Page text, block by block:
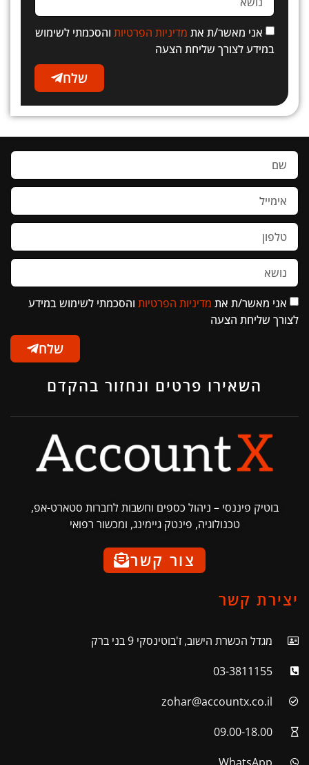
אני מאשר/ת את מדיניות הפרטיות והסכמתי לשימוש
במידע לצורך שליחת הצעה
שלח
אני מאשר/ת את מדיניות הפרטיות והסכמתי לשימוש במידע
לצורך שליחת הצעה
שלח
השאירו פרטים ונחזור בהקדם
בוטיק פיננסי – ניהול כספים וחשבות לחברות סטארט-אפ,
טכנולוגיה, פינטק גיימינג, ומכשור רפואי
צור קשר
יצירת קשר
מגדל הכשרת הישוב, ז'בוטינסקי 9 בני ברק
03-3811155
zohar@accountx.co.il
09.00-18.00